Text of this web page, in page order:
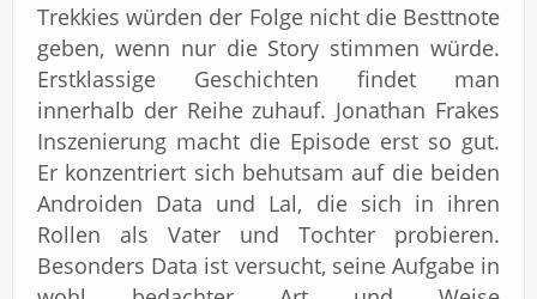
Trekkies würden der Folge nicht die Besttnote
geben, wenn nur die Story stimmen würde.
Erstklassige Geschichten findet man
innerhalb der Reihe zuhauf. Jonathan Frakes
Inszenierung macht die Episode erst so gut.
Er konzentriert sich behutsam auf die beiden
Androiden Data und Lal, die sich in ihren
Rollen als Vater und Tochter probieren.
Besonders Data ist versucht, seine Aufgabe in